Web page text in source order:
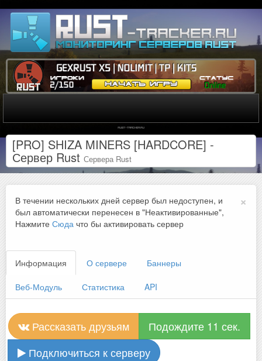
[PRO] SHIZA MINERS [HARDCORE] -
Сервер Rust Сервера Rust
×
В течении нескольких дней сервер был недоступен, и
был автоматически перенесен в "Неактивированные",
Нажмите Сюда что бы активировать сервер
Информация О сервере Баннеры
Веб-Модуль Статистика API
Рассказать друзьям
Подождите 11 сек.
Подключиться к серверу